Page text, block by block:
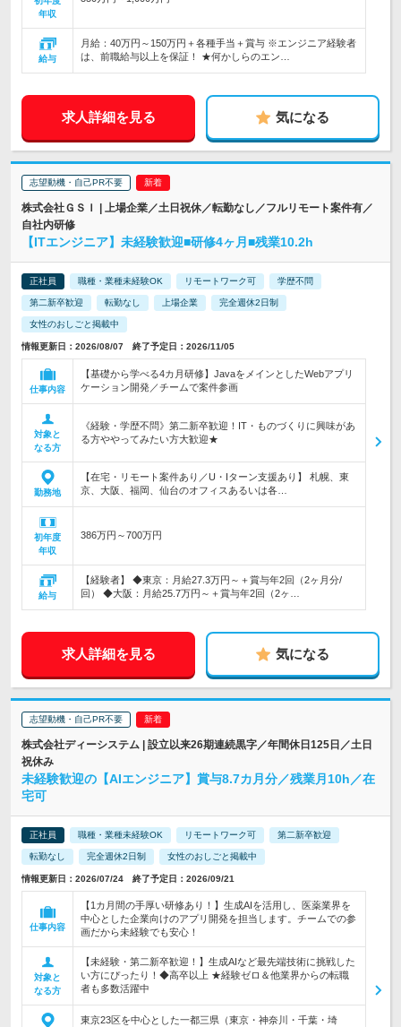
年収
給与
月給：40万円～150万円＋各種手当＋賞与 ※エンジニア経験者
は、前職給与以上を保証！ ★何かしらのエン…
求人詳細を見る 気になる
志望動機・自己PR不要
株式会社ＧＳＩ | 上場企業／土日祝休／転勤なし／フルリモート案件有／
自社内研修
【ITエンジニア】未経験歓迎■研修4ヶ月■残業10.2h
正社員 職種・業種未経験OK リモートワーク可 学歴不問
第二新卒歓迎 転勤なし 上場企業 完全週休2日制
女性のおしごと掲載中
情報更新日：2026/08/07 終了予定日：2026/11/05
仕事内容
【基礎から学べる4カ月研修】JavaをメインとしたWebアプリ
ケーション開発／チームで案件参画
対象と
なる方
《経験・学歴不問》第二新卒歓迎！IT・ものづくりに興味があ
る方ややってみたい方大歓迎★
勤務地
【在宅・リモート案件あり／U・Iターン支援あり】 札幌、東
京、大阪、福岡、仙台のオフィスあるいは各…
初年度
年収
386万円～700万円
給与
【経験者】 ◆東京：月給27.3万円～＋賞与年2回（2ヶ月分/
回） ◆大阪：月給25.7万円～＋賞与年2回（2ヶ…
求人詳細を見る 気になる
志望動機・自己PR不要
株式会社ディーシステム | 設立以来26期連続黒字／年間休日125日／土日
祝休み
未経験歓迎の【AIエンジニア】賞与8.7カ月分／残業月10h／在
宅可
正社員 職種・業種未経験OK リモートワーク可 第二新卒歓迎
転勤なし 完全週休2日制 女性のおしごと掲載中
情報更新日：2026/07/24 終了予定日：2026/09/21
仕事内容
【1カ月間の手厚い研修あり！】生成AIを活用し、医薬業界を
中心とした企業向けのアプリ開発を担当します。チームでの参
画だから未経験でも安心！
対象と
なる方
【未経験・第二新卒歓迎！】生成AIなど最先端技術に挑戦した
い方にぴったり！◆高卒以上 ★経験ゼロ＆他業界からの転職
者も多数活躍中
東京23区を中心とした一都三県（東京・神奈川・千葉・埼